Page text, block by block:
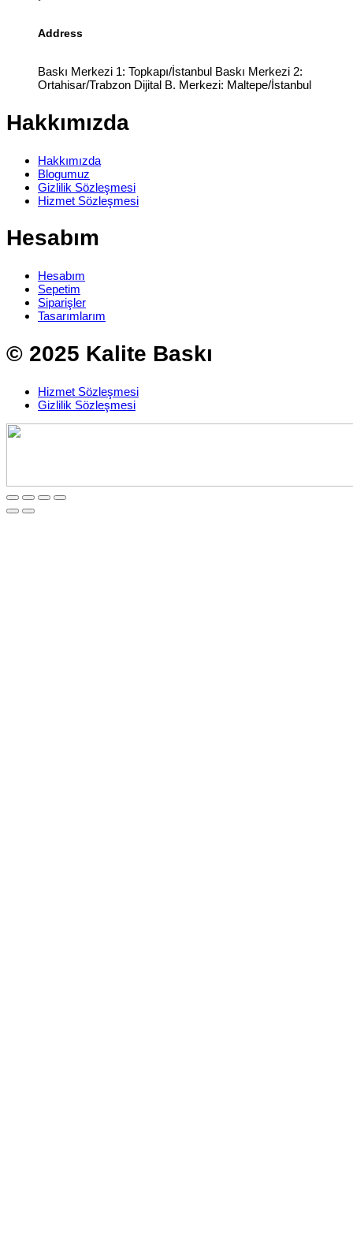
Address
Baskı Merkezi 1: Topkapı/İstanbul Baskı Merkezi 2:
Ortahisar/Trabzon Dijital B. Merkezi: Maltepe/İstanbul
Hakkımızda
Hakkımızda
Blogumuz
Gizlilik Sözleşmesi
Hizmet Sözleşmesi
Hesabım
Hesabım
Sepetim
Siparişler
Tasarımlarım
© 2025 Kalite Baskı
Hizmet Sözleşmesi
Gizlilik Sözleşmesi